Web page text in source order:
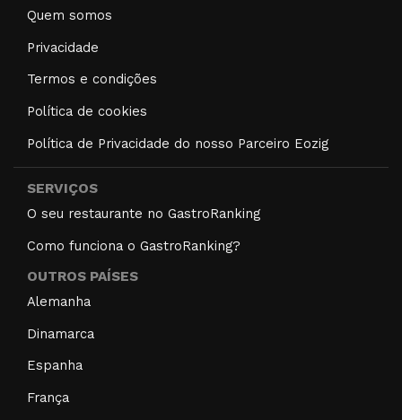
Quem somos
Privacidade
Termos e condições
Política de cookies
Política de Privacidade do nosso Parceiro Eozig
SERVIÇOS
O seu restaurante no GastroRanking
Como funciona o GastroRanking?
OUTROS PAÍSES
Alemanha
Dinamarca
Espanha
França